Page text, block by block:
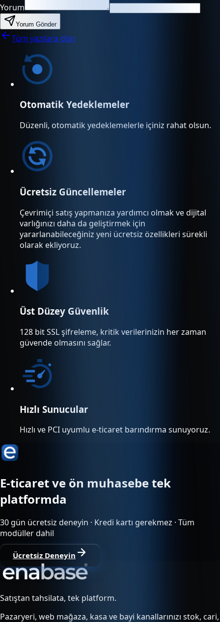
Yorum
Yorum Gönder
Tüm yazılara dön
Otomatik Yedeklemeler
Düzenli, otomatik yedeklemelerle içiniz rahat olsun.
Ücretsiz Güncellemeler
Çevrimiçi satış yapmanıza yardımcı olmak ve dijital
varlığınızı daha da geliştirmek için
yararlanabileceğiniz yeni ücretsiz özellikleri sürekli
olarak ekliyoruz.
Üst Düzey Güvenlik
128 bit SSL şifreleme, kritik verilerinizin her zaman
güvende olmasını sağlar.
Hızlı Sunucular
Hızlı ve PCI uyumlu e-ticaret barındırma sunuyoruz.
E-ticaret ve ön muhasebe tek
platformda
30 gün ücretsiz deneyin · Kredi kartı gerekmez · Tüm
modüller dahil
Ücretsiz Deneyin
Satıştan tahsilata, tek platform.
Pazaryeri, web mağaza, kasa ve bayi kanallarınızı stok, cari,